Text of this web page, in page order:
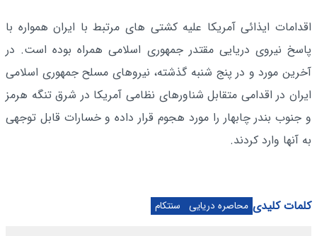
اقدامات ایذائی آمریکا علیه کشتی های مرتبط با ایران همواره با
پاسخ نیروی دریایی مقتدر جمهوری اسلامی همراه بوده است. در
آخرین مورد و در پنج شنبه گذشته، نیروهای مسلح جمهوری اسلامی
ایران در اقدامی متقابل شناورهای نظامی آمریکا در شرق تنگه هرمز
و جنوب بندر چابهار را مورد هجوم قرار داده و خسارات قابل توجهی
به‌ آنها وارد کردند.
کلمات کلیدی محاصره دریایی سنتکام